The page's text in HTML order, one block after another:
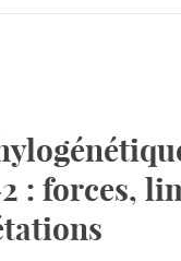
: forces,